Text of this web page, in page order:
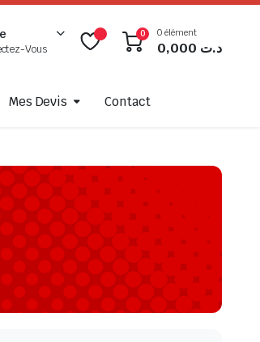
Vous
0 0 élément
د.ت
Mes Devis Contact